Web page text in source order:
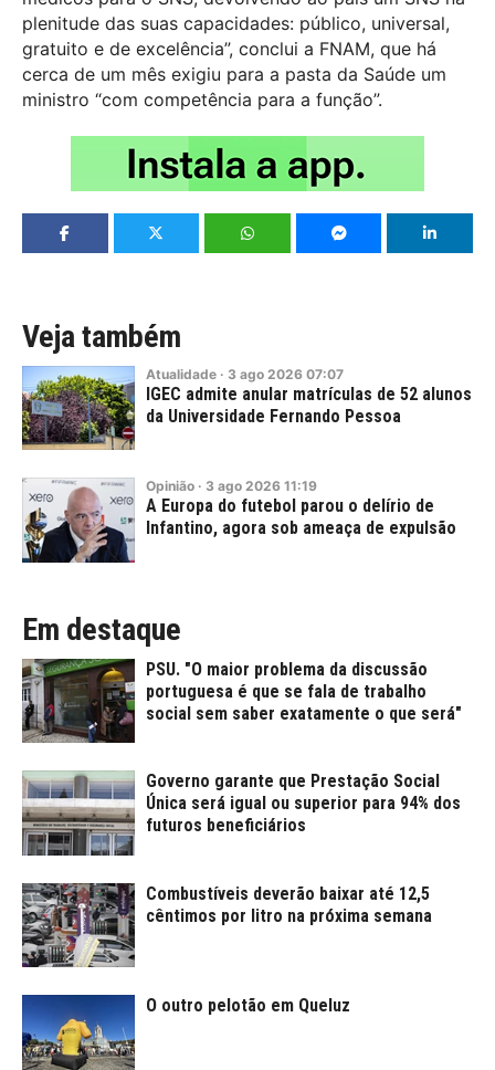
plenitude das suas capacidades: público, universal,
gratuito e de excelência”, conclui a FNAM, que há
cerca de um mês exigiu para a pasta da Saúde um
ministro “com competência para a função”.
Veja também
Atualidade · 3 ago 2026 07:07
IGEC admite anular matrículas de 52 alunos
da Universidade Fernando Pessoa
Opinião · 3 ago 2026 11:19
A Europa do futebol parou o delírio de
Infantino, agora sob ameaça de expulsão
Em destaque
PSU. "O maior problema da discussão
portuguesa é que se fala de trabalho
social sem saber exatamente o que será"
Governo garante que Prestação Social
Única será igual ou superior para 94% dos
futuros beneficiários
Combustíveis deverão baixar até 12,5
cêntimos por litro na próxima semana
O outro pelotão em Queluz